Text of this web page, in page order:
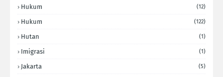
Hukum (12)
Hukum (122)
Hutan (1)
Imigrasi (1)
Jakarta (5)